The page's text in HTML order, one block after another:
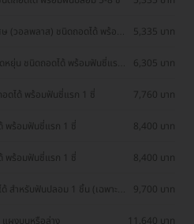
(วอลพลาส) ชนิดถอดได้ พร้อม
5,335 บาท
ยุ่น ชนิดถอดได้ พร้อมฟันซี่แรก
6,305 บาท
อดได้ พร้อมฟันซี่แรก 1 ซี่ 7,760 บาท
พร้อมฟันซี่แรก 1 ซี่ 8,400 บาท
พร้อมฟันซี่แรก 1 ซี่ 8,400 บาท
สำหรับฟันปลอม 1 ชิ้น (เฉพาะ
9,700 บาท
ผงบนหรือล่าง 11,640 บาท